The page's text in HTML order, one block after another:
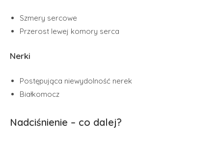
Szmery sercowe
Przerost lewej komory serca
Nerki
Postępująca niewydolność nerek
Białkomocz
Nadciśnienie – co dalej?